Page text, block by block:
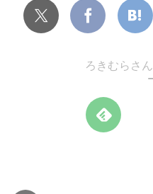
ろきむらさ